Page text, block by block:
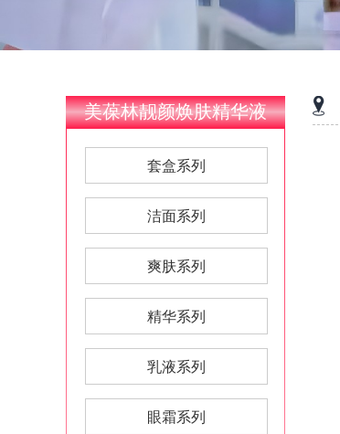
美葆林靓颜焕肤精华液
套盒系列
洁面系列
爽肤系列
精华系列
乳液系列
眼霜系列